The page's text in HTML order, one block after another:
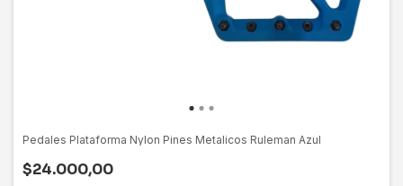
Pedales Plataforma Nylon Pines Metalicos Ruleman Azul
$24.000,00